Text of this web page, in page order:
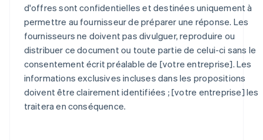
d'offres sont confidentielles et destinées uniquement à
permettre au fournisseur de préparer une réponse. Les
fournisseurs ne doivent pas divulguer, reproduire ou
distribuer ce document ou toute partie de celui-ci sans le
consentement écrit préalable de [votre entreprise]. Les
informations exclusives incluses dans les propositions
doivent être clairement identifiées ; [votre entreprise] les
traitera en conséquence.